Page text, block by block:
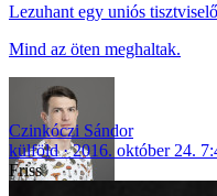
Lezuhant egy uniós
Mind az öten meghaltak.
Czinkóczi Sándor
külföld
2016. október 24.
Friss